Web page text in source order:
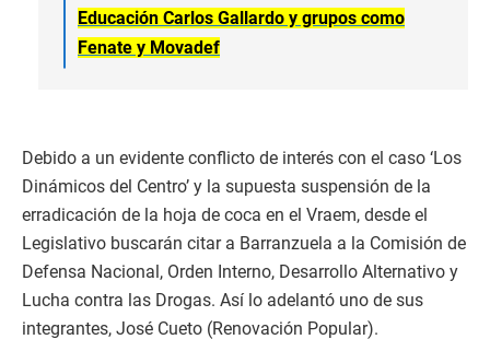
Educación Carlos Gallardo y grupos como
Fenate y Movadef
Debido a un evidente conflicto de interés con el caso ‘Los
Dinámicos del Centro’ y la supuesta suspensión de la
erradicación de la hoja de coca en el Vraem, desde el
Legislativo buscarán citar a Barranzuela a la Comisión de
Defensa Nacional, Orden Interno, Desarrollo Alternativo y
Lucha contra las Drogas. Así lo adelantó uno de sus
integrantes, José Cueto (Renovación Popular).